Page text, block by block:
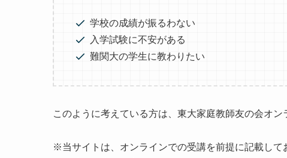
学校の成績が振るわない
入学試験に不安がある
難関大の学生に教わりたい
このように考えている方は、東大家庭教師友の会オン
※当サイトは、オンラインでの受講を前提に記載し